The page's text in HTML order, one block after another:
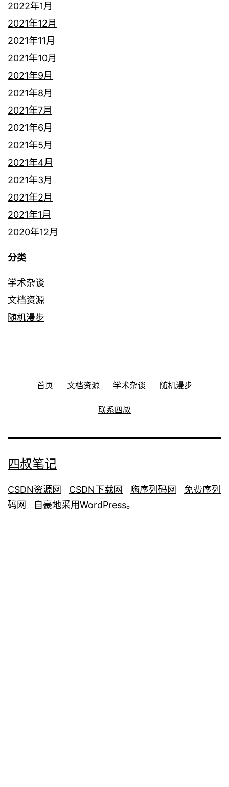
2022年1月
2021年12月
2021年11月
2021年10月
2021年9月
2021年8月
2021年7月
2021年6月
2021年5月
2021年4月
2021年3月
2021年2月
2021年1月
2020年12月
分类
学术杂谈
文档资源
随机漫步
首页 文档资源 学术杂谈 随机漫步
联系四叔
四叔笔记
CSDN资源网 CSDN下载网 嗨序列码网
免费序列
码网 自豪地采用WordPress。